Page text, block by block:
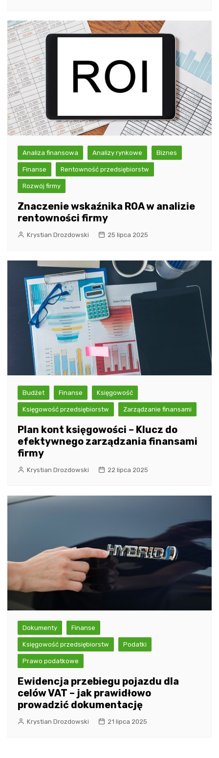
Analiza finansowa Analizy rynkowe Biznes
Finanse Rentowność przedsiębiorstw
Rozwój firmy
Znaczenie wskaźnika ROA w analizie
rentowności firmy
Krystian Drozdowski 25 lipca 2025
Budżet Finanse Księgowość
Księgowość przedsiębiorstw Zarządzanie finansami
Plan kont księgowości – Klucz do
efektywnego zarządzania finansami
firmy
Krystian Drozdowski 22 lipca 2025
Dokumenty Finanse
Księgowość przedsiębiorstw Podatki
Prawo podatkowe
Ewidencja przebiegu pojazdu dla
celów VAT – jak prawidłowo
prowadzić dokumentację
Krystian Drozdowski 21 lipca 2025